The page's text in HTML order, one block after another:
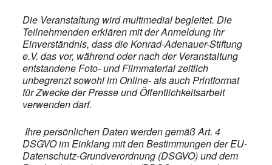
Die Veranstaltung wird multimedial begleitet. Die
Teilnehmenden erklären mit der Anmeldung ihr
Einverständnis, dass die Konrad-Adenauer-Stiftung
e.V. das vor, während oder nach der Veranstaltung
entstandene Foto- und Filmmaterial zeitlich
unbegrenzt sowohl im Online- als auch Printformat
für Zwecke der Presse und Öffentlichkeitsarbeit
verwenden darf.
Ihre persönlichen Daten werden gemäß Art. 4
DSGVO im Einklang mit den Bestimmungen der EU-
Datenschutz-Grundverordnung (DSGVO) und dem